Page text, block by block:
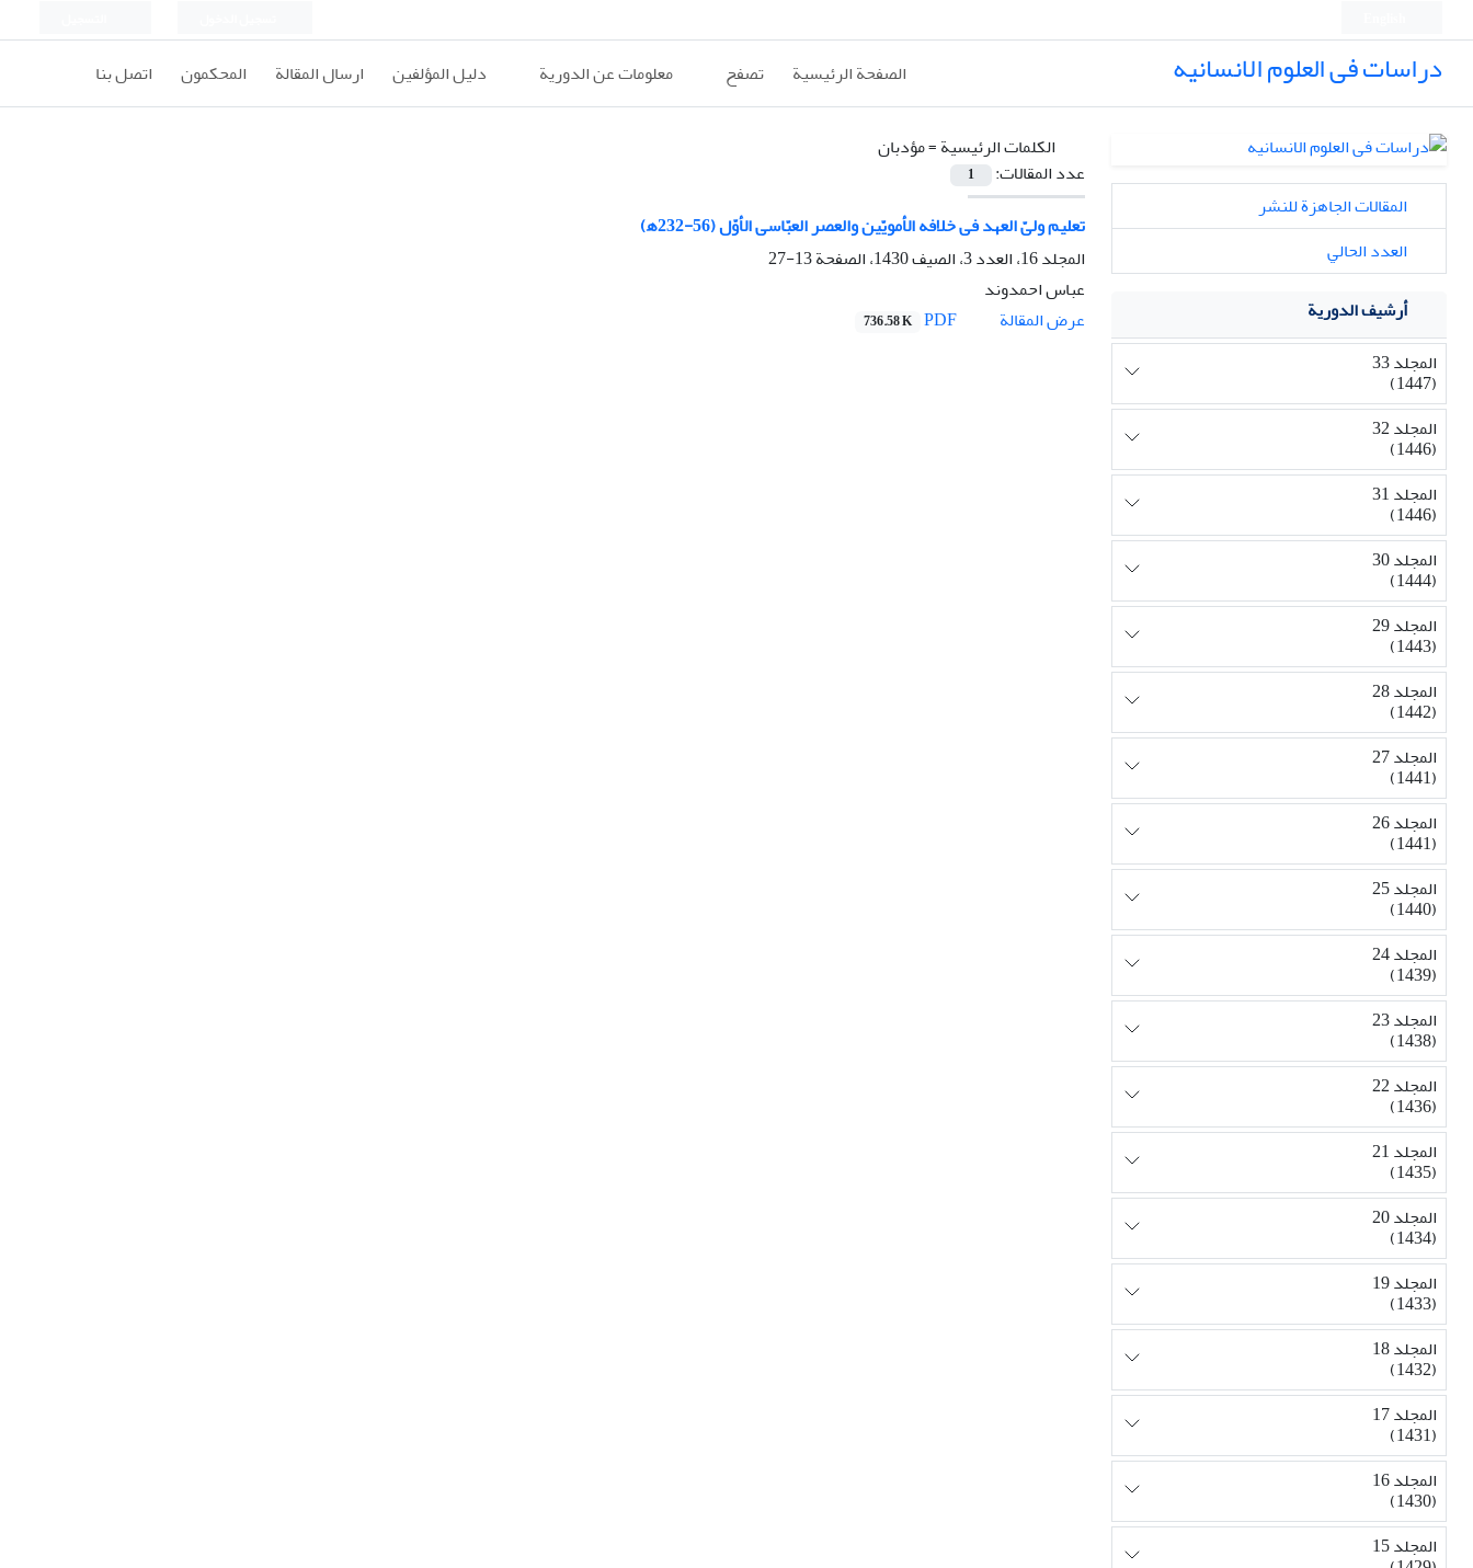
دراسات فی العلوم الانسانیه الصفحة الرئيسية تصفح معلومات عن الدورية دليل المؤلفين ارسال المقالة المحكمون اتصل بنا
الكلمات الرئيسية =مؤدبان
عدد المقالات:
1
تعلیم ولیّ العهد فی خلافه الأمویّین والعصر العبّاسی الأوّل (56-232ھ)
المجلد 16، العدد 3، الصيف 1430، الصفحة
13-27
عباس احمدوند
عرض المقالة
736.58 K
المقالات الجاهزة للنشر
العدد الحالي
أرشيف الدورية
المجلد 33
(1447)
المجلد 32
(1446)
المجلد 31
(1446)
المجلد 30
(1444)
المجلد 29
(1443)
المجلد 28
(1442)
المجلد 27
(1441)
المجلد 26
(1441)
المجلد 25
(1440)
المجلد 24
(1439)
المجلد 23
(1438)
المجلد 22
(1436)
المجلد 21
(1435)
المجلد 20
(1434)
المجلد 19
(1433)
المجلد 18
(1432)
المجلد 17
(1431)
المجلد 16
(1430)
المجلد 15